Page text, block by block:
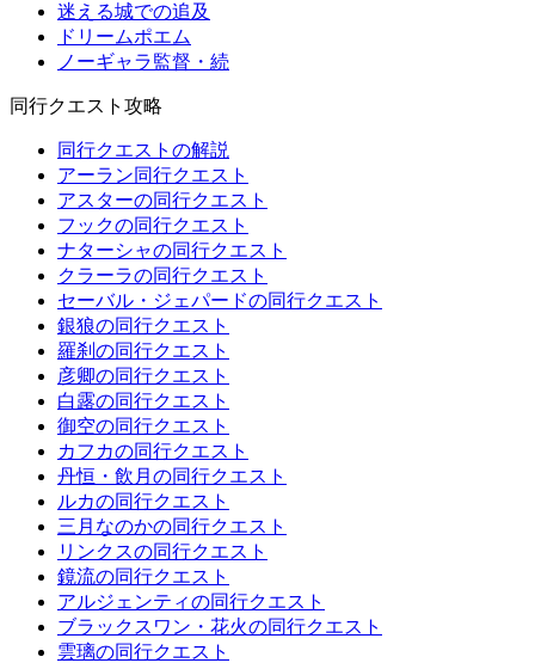
迷える城での追及
ドリームポエム
ノーギャラ監督・続
同行クエスト攻略
同行クエストの解説
アーラン同行クエスト
アスターの同行クエスト
フックの同行クエスト
ナターシャの同行クエスト
クラーラの同行クエスト
セーバル・ジェパードの同行クエスト
銀狼の同行クエスト
羅刹の同行クエスト
彦卿の同行クエスト
白露の同行クエスト
御空の同行クエスト
カフカの同行クエスト
丹恒・飲月の同行クエスト
ルカの同行クエスト
三月なのかの同行クエスト
リンクスの同行クエスト
鏡流の同行クエスト
アルジェンティの同行クエスト
ブラックスワン・花火の同行クエスト
雲璃の同行クエスト